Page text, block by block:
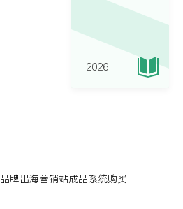
2026
品牌出海营销站成品系统购买